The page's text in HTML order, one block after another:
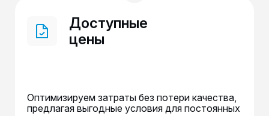
Доступные
цены
Оптимизируем затраты без потери качества,
предлагая выгодные условия для постоянных